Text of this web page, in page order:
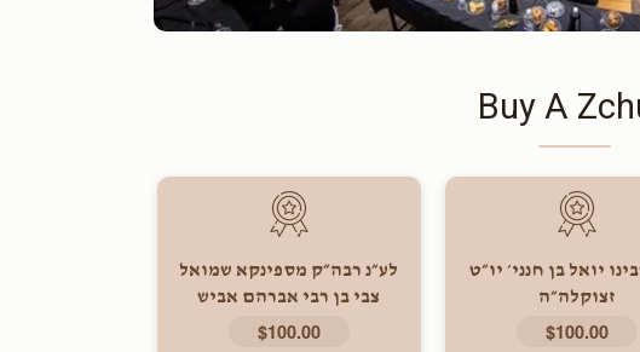
Buy A
יואל בן חנני׳ יו״ט
זצוקלה״ה
$100.00
לע״נ רבה״ק מספינקא שמואל
צבי בן רבי אברהם אביש
זצוקלה״ה
$100.00